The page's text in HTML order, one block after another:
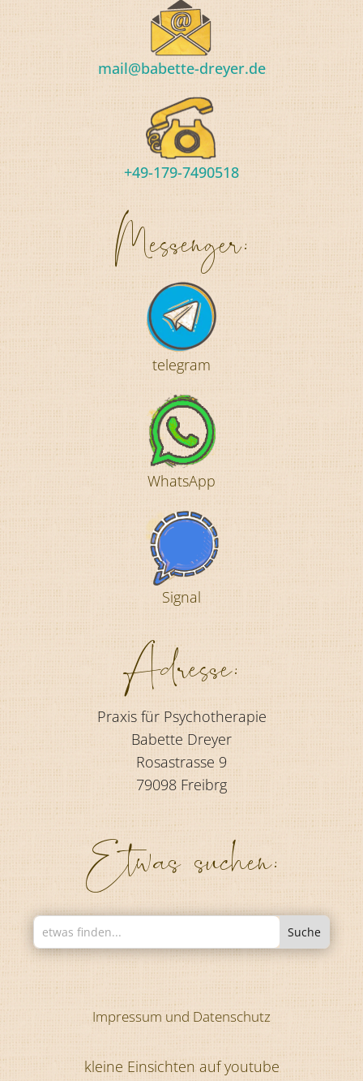
mail@babette-dreyer.de
+49-179-7490518
Messenger:
telegram
WhatsApp
Signal
Adresse:
Praxis für Psychotherapie
Babette Dreyer
Rosastrasse 9
79098 Freibrg
Etwas suchen:
Impressum und Datenschutz
kleine Einsichten auf youtube